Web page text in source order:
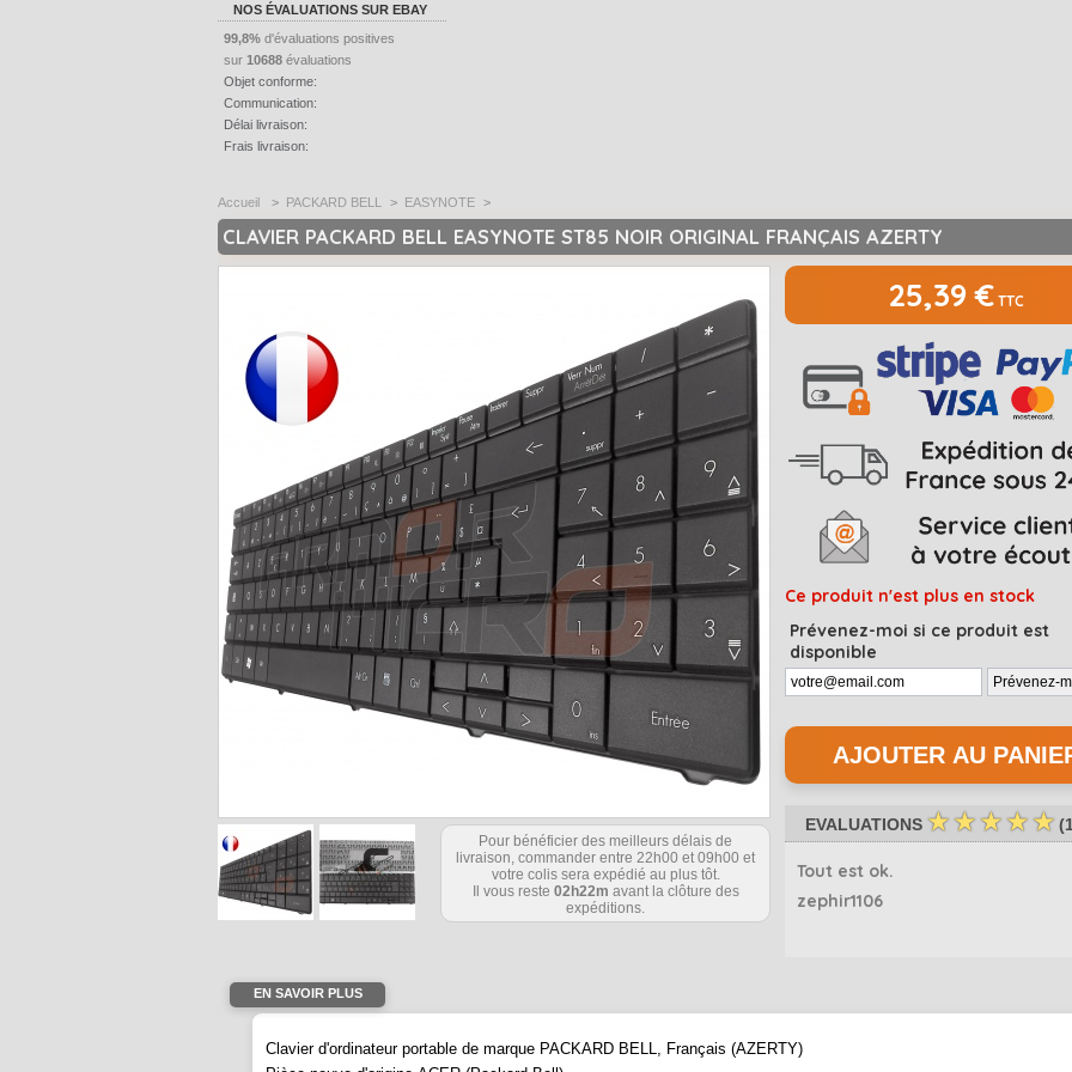
NOS ÉVALUATIONS SUR EBAY
99,8% d'évaluations positives
sur 10688 évaluations
Objet conforme:
Communication:
Délai livraison:
Frais livraison:
Accueil > PACKARD BELL > EASYNOTE >
CLAVIER PACKARD BELL EASYNOTE ST85 NOIR ORIGINAL FRANÇAIS AZERTY
Pour bénéficier des meilleurs délais de
livraison, commander entre 22h00 et 09h00 et
votre colis sera expédié au plus tôt.
Il vous reste 02h22m avant la clôture des
expéditions.
25,39 € TTC
Ce produit n'est plus en stock
Prévenez-moi si ce produit est
disponible
EVALUATIONS ☆☆☆☆☆ (
Tout est ok.
zephir1106
EN SAVOIR PLUS
Clavier d'ordinateur portable de marque PACKARD BELL, Français (AZERTY)